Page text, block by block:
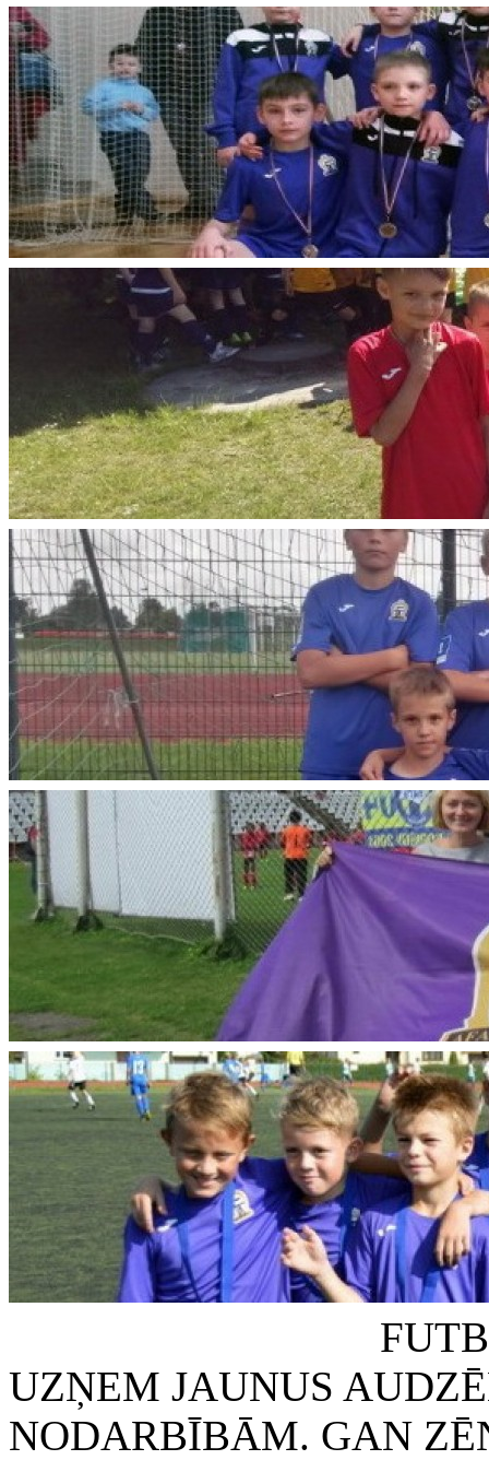
FUTBOLA
UZŅEM JAUNUS
NODARBĪBĀM. GAN